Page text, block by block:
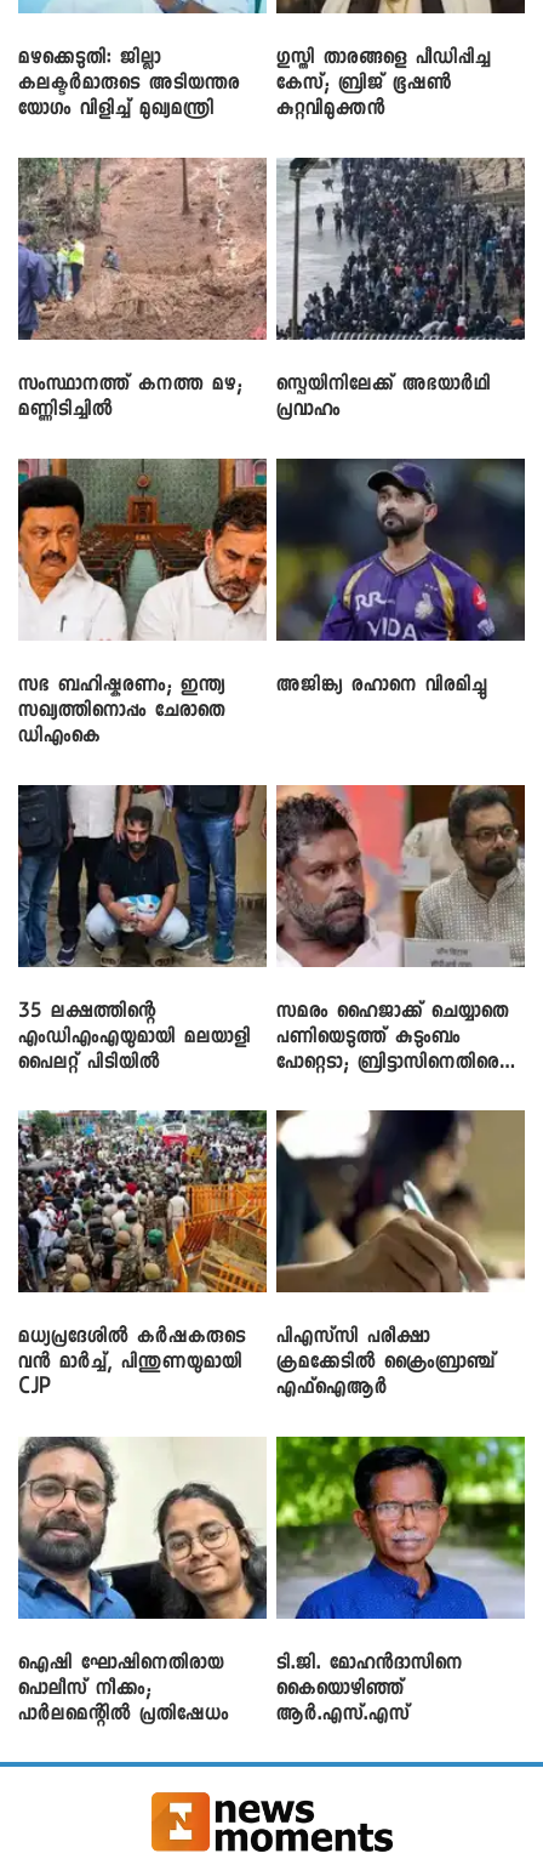
മഴക്കെടുതി: ജില്ലാ
കലക്ടർമാരുടെ അടിയന്തര
യോഗം വിളിച്ച് മുഖ്യമന്ത്രി
​ഗുസ്തി താരങ്ങളെ പീഡിപ്പിച്ച
കേസ്; ബ്രിജ് ഭൂഷൺ
കുറ്റവിമുക്തൻ
സംസ്ഥാനത്ത് കനത്ത മഴ;
മണ്ണിടിച്ചിൽ
സ്പെയിനിലേക്ക് അഭയാർഥി
പ്രവാഹം
സഭ ബഹിഷ്കരണം; ഇന്ത്യ
സഖ്യത്തിനൊപ്പം ചേരാതെ
ഡിഎംകെ
അജിങ്ക്യ രഹാനെ വിരമിച്ചു
35 ലക്ഷത്തിന്റെ
എംഡിഎംഎയുമായി മലയാളി
പൈലറ്റ് പിടിയിൽ
സമരം ഹൈജാക്ക് ചെയ്യാതെ
പണിയെടുത്ത് കുടുംബം
പോറ്റെടാ; ബ്രിട്ടാസിനെതിരെ
മധ്യപ്രദേശിൽ കർഷകരുടെ
വൻ മാർച്ച്, പിന്തുണയുമായി
CJP
പിഎസ്‌സി പരീക്ഷാ
ക്രമക്കേ‌ടിൽ ക്രൈംബ്രാഞ്ച്
എഫ്ഐആർ
ഐഷി ഘോഷിനെതിരായ
പൊലീസ് നീക്കം;
പാര്‍ലമെന്റിൽ പ്രതിഷേധം
ടി.ജി. മോഹൻദാസിനെ
കൈയൊഴിഞ്ഞ്
ആർ.എസ്.എസ്